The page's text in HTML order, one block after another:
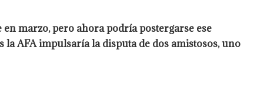
marzo, pero ahora podría postergarse ese
AFA impulsaría la disputa de dos amistosos, uno